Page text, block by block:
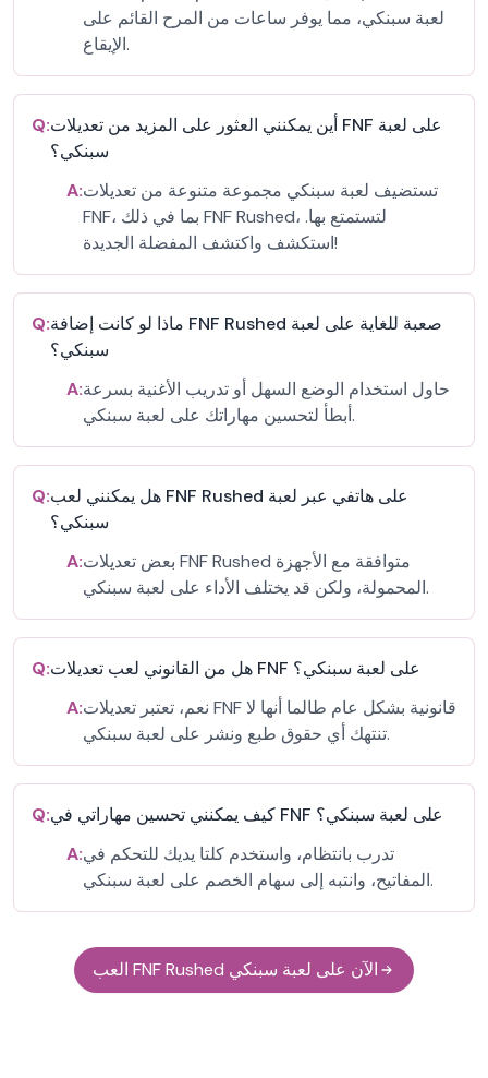
لعبة سبنكي، مما يوفر ساعات من المرح القائم على
الإيقاع.
Q:أين يمكنني العثور على المزيد من تعديلات FNF على لعبة
سبنكي؟
A:تستضيف لعبة سبنكي مجموعة متنوعة من تعديلات
FNF، بما في ذلك FNF Rushed، لتستمتع بها.
استكشف واكتشف المفضلة الجديدة!
Q:ماذا لو كانت إضافة FNF Rushed صعبة للغاية على لعبة
سبنكي؟
A:حاول استخدام الوضع السهل أو تدريب الأغنية بسرعة
أبطأ لتحسين مهاراتك على لعبة سبنكي.
Q:هل يمكنني لعب FNF Rushed على هاتفي عبر لعبة
سبنكي؟
A:بعض تعديلات FNF Rushed متوافقة مع الأجهزة
المحمولة، ولكن قد يختلف الأداء على لعبة سبنكي.
Q:
هل من القانوني لعب تعديلات FNF على لعبة سبنكي؟
A:نعم، تعتبر تعديلات FNF قانونية بشكل عام طالما أنها لا
تنتهك أي حقوق طبع ونشر على لعبة سبنكي.
Q:
كيف يمكنني تحسين مهاراتي في FNF على لعبة سبنكي؟
A:تدرب بانتظام، واستخدم كلتا يديك للتحكم في
المفاتيح، وانتبه إلى سهام الخصم على لعبة سبنكي.
العب FNF Rushed الآن على لعبة سبنكي